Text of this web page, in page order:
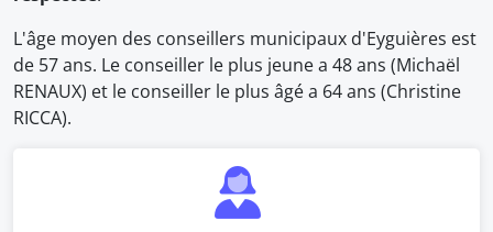
L'âge moyen des conseillers municipaux d'Eyguières est
de 57 ans. Le conseiller le plus jeune a 48 ans (Michaël
RENAUX) et le conseiller le plus âgé a 64 ans (Christine
RICCA).